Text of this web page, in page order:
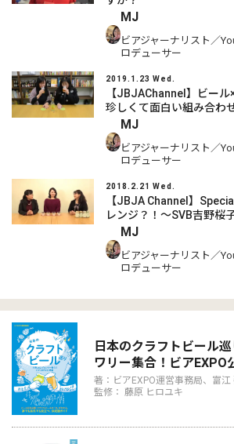
MJ
ビアジャーナリスト／
ロデューサー
2019.1.23 Wed.
【JBJAChannel】ビール
珍しくて面白い組み合わ
MJ
ビアジャーナリスト／
ロデューサー
2018.2.21 Wed.
【JBJA Channel】
レンジ？！～SVB吉野桜
MJ
ビアジャーナリスト／
ロデューサー
日本のクラフトビール
ワリー集合！ビアEXPO
著：ビアEXPO運営事務局、富江
監修： 藤原 ヒロユキ